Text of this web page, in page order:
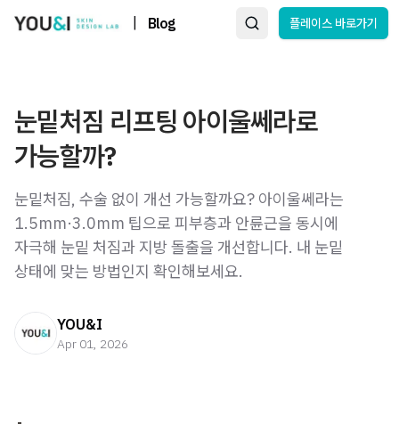
Blog 플레이스 바로가기
눈밑처짐 리프팅 아이울쎄라로
가능할까?
눈밑처짐, 수술 없이 개선 가능할까요? 아이울쎄라는
1.5mm·3.0mm 팁으로 피부층과 안륜근을 동시에
자극해 눈밑 처짐과 지방 돌출을 개선합니다. 내 눈밑
상태에 맞는 방법인지 확인해보세요.
YOU&I
Apr 01, 2026